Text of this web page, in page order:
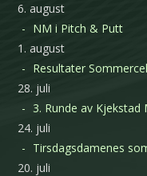
6. august
NM i Pitch & Putt
1. august
Resultater
28. juli
3. Runde av Kjekstad
24. juli
Tirsdagsdamenes
20. juli